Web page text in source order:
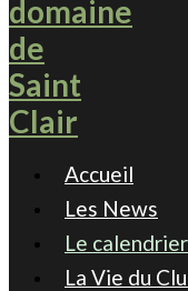
Accueil
Les News
Le calendrier
La Vie du